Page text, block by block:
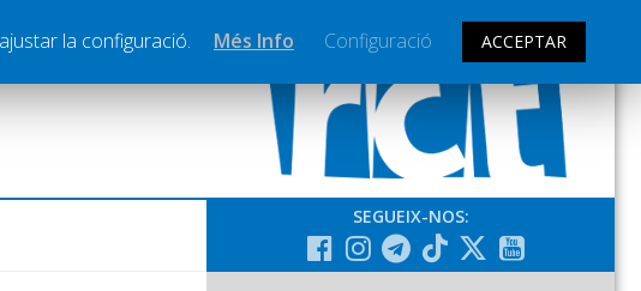
SEGUEIX-NOS:
la configuració. Més Info Configuració ACCEPTAR